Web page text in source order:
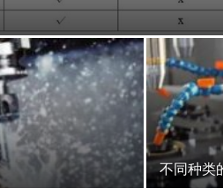
不同种类